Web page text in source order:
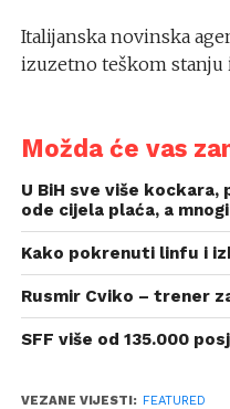
Italijanska novinska
izuzetno teškom stanju
Možda će vas
U BiH sve više
ode cijela plaća, a
Kako pokrenuti linfu i
Rusmir Cviko – trener
SFF više od 135.000
VEZANE VIJESTI: FEATURED